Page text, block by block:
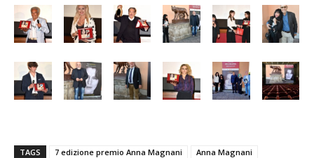
TAGS 7 edizione premio Anna Magnani
Anna Magnani